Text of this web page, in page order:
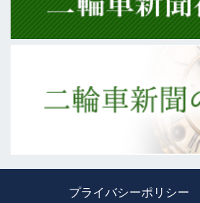
プライバシーポリシー